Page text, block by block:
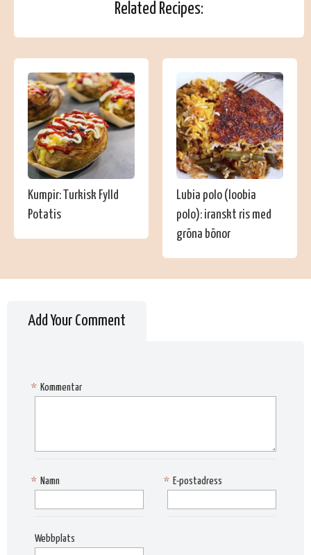
Related Recipes:
Kumpir: Turkisk Fylld
Potatis
Lubia polo (loobia
polo): iranskt ris med
gröna bönor
Add Your Comment
Kommentar
*
Namn
* E-postadress
*
Webbplats